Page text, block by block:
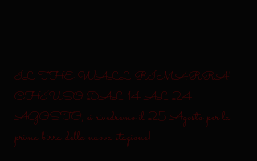
IL THE WALL RIMARRA'
CHIUSO DAL 14 AL 24
AGOSTO, ci rivedremo il 25 Agosto per la
prima birra della nuova stagione!